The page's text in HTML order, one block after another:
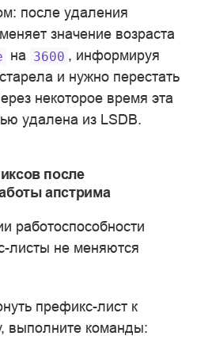
после удаления
значение возраста
на 3600 , информируя
и нужно перестать
некоторое время эта
удалена из LSDB.
после
апстрима
работоспособности
листы не меняются
префикс-лист к
выполните команды: